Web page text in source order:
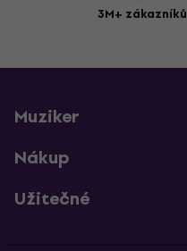
3M+ zákazníků
Muziker
Nákup
Užitečné